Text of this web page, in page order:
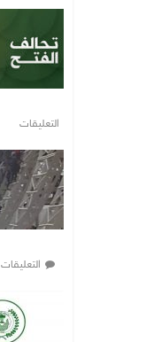
التعليقات
التعليقات